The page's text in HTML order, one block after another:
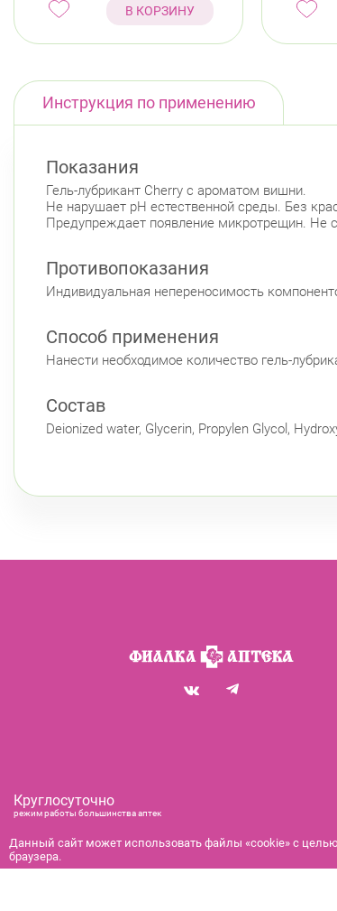
В КОРЗИНУ
Инструкция по применению
Показания
Гель-лубрикант Cherry c ароматом вишни.
Не нарушает pH естественной среды. Без
Предупреждает появление микротрещин. Не
Противопоказания
Индивидуальная непереносимость
Способ применения
Нанести необходимое количество гель-
Состав
Deionized water, Glycerin, Propylen Glycol,
Круглосуточно
режим работы большинства аптек
+7 (812) 292-00-00
справочная служба с 9:00 до 21:00
Данный сайт может использовать файлы «cookie» с
браузера.